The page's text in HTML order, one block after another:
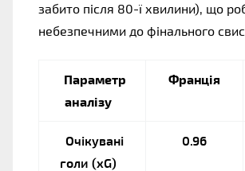
забито після 80-ї хвилини), що
небезпечними до фінального
Параметр
аналізу
Франція
Очікувані
голи (xG)
0.96